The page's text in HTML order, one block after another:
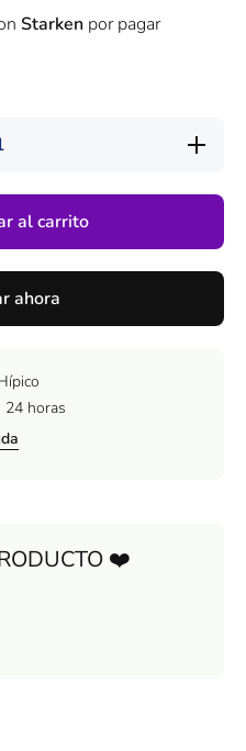
Starken por pagar
Aumentar
cantidad
Zorro
Cm
al carrito
ahora
24 horas
❤️